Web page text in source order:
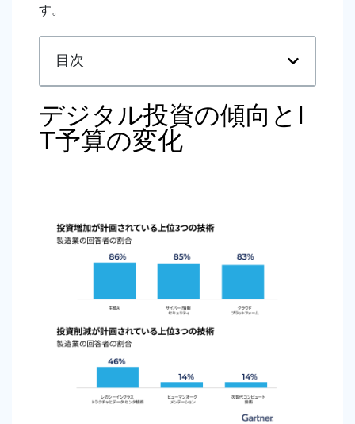
す。
目次
デジタル投資の傾向とI
T予算の変化